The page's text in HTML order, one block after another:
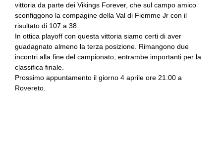
vittoria da parte dei Vikings Forever, che sul campo amico
sconfiggono la compagine della Val di Fiemme Jr con il
risultato di 107 a 38.
In ottica playoff con questa vittoria siamo certi di aver
guadagnato almeno la terza posizione. Rimangono due
incontri alla fine del campionato, entrambe importanti per la
classifica finale.
Prossimo appuntamento il giorno 4 aprile ore 21:00 a
Rovereto.